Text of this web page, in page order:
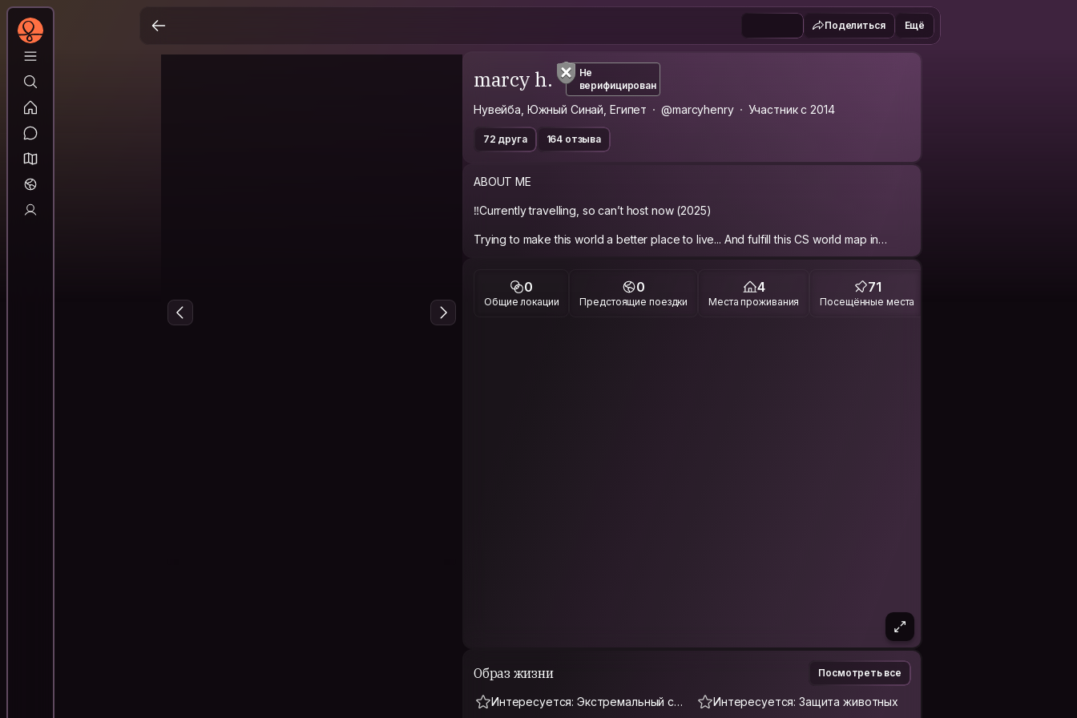
Поделиться Ещё
marcy h.
Не
верифицирован
Нувейба, Южный Синай, Египет @marcyhenry Участник с 2014
72 друга 164 отзыва
ABOUT ME
‼️Currently travelling, so can’t host now (2025)
Trying to make this world a better place to live... And fulfill this CS world map in
0
Общие локации
0
Предстоящие поездки
4
Места проживания
71
Посещённые места
Образ жизни Посмотреть все
Интересуется: Экстремальный спо
Интересуется: Защита животных